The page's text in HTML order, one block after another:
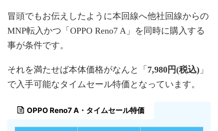
冒頭でもお伝えしたように本回線へ他社回線からの
MNP転入かつ「OPPO Reno7 A」を同時に購入する
事が条件です。
それを満たせば本体価格がなんと「 7,980円(税込) 」
で入手可能なタイムセール特価となっています。
OPPO Reno7 A・タイムセール特価